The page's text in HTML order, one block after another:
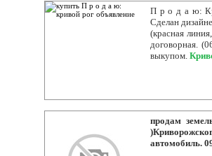
П р о д а ю:
Сделан
(красная
договорная.
выкупом.
продам
автомобиль.